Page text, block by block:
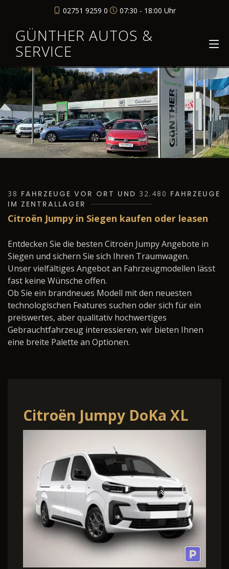
02751 9259 0 07:30 - 18:00 Uhr
GÜNTHER AUTOS &
SERVICE
38 FAHRZEUGE VOR ORT UND 32.480 FAHRZEUGE
IM ZENTRALLAGER
Citroën Jumpy in Siegen kaufen oder leasen
Entdecken Sie die besten Citroën Jumpy Angebote in
Siegen und sichern Sie sich Ihren Traumwagen.
Unser vielfältiges Angebot an Fahrzeugmodellen lässt
fast keine Wünsche offen.
Ob Sie ein brandneues Modell mit den neuesten
technologischen Features suchen oder sich für ein
preiswertes, aber qualitativ hochwertiges
Gebrauchtfahrzeug interessieren, wir bieten Ihnen
eine breite Palette an Optionen.
Citroën Jumpy DoKa XL
Massage Leder Holz AHK
Keyl Nav